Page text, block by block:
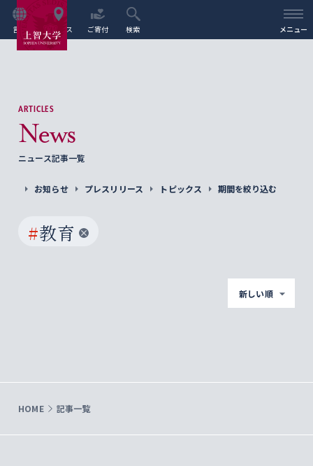
言語 アクセス ご寄付 検索 メニュー
ARTICLES
News
ニュース記事一覧
お知らせ プレスリリース トピックス 期間を絞り込む
#教育
新しい順
HOME 記事一覧